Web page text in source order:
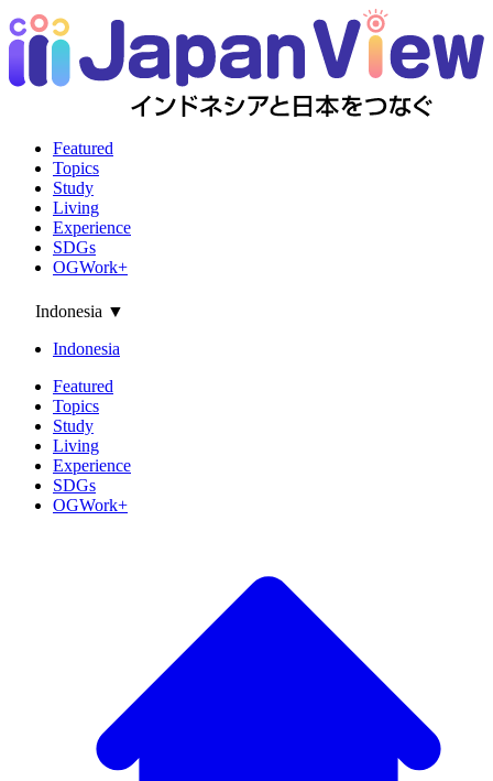
Featured
Topics
Study
Living
Experience
SDGs
OGWork+
Indonesia ▼
Indonesia
Featured
Topics
Study
Living
Experience
SDGs
OGWork+